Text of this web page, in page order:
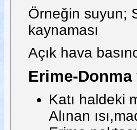
Örneğin suyun;
kaynaması
Açık hava
Erime-Donma
Katı haldeki
Alınan